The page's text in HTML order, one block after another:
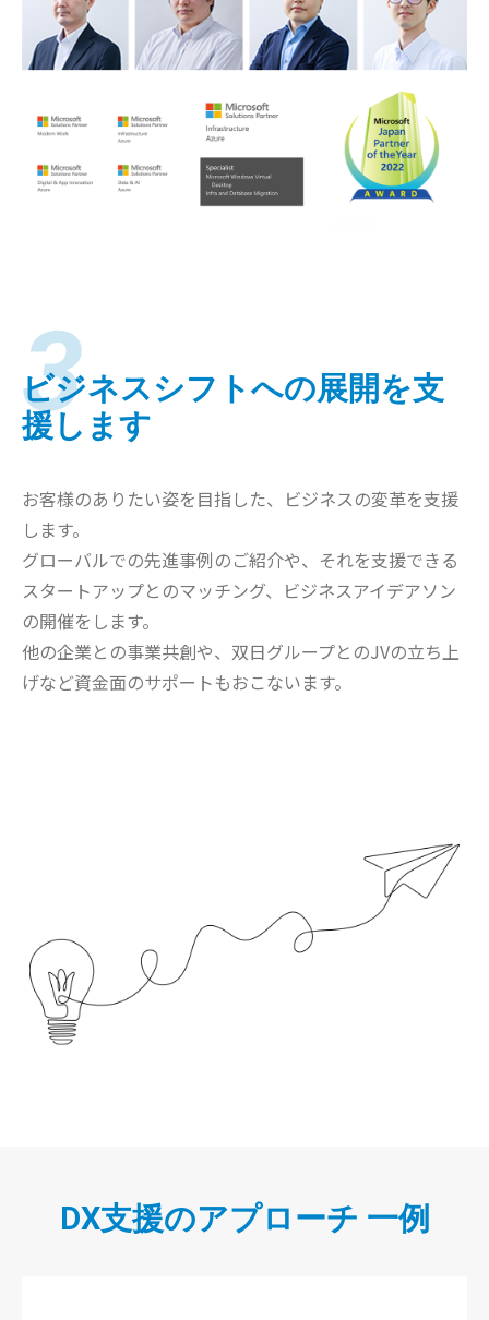
3
ビジネスシフトへの展開を支
援します
お客様のありたい姿を目指した、ビジネスの変革を支援
します。
グローバルでの先進事例のご紹介や、それを支援できる
スタートアップとのマッチング、ビジネスアイデアソン
の開催をします。
他の企業との事業共創や、双日グループとのJVの立ち上
げなど資金面のサポートもおこないます。
DX支援のアプローチ 一例